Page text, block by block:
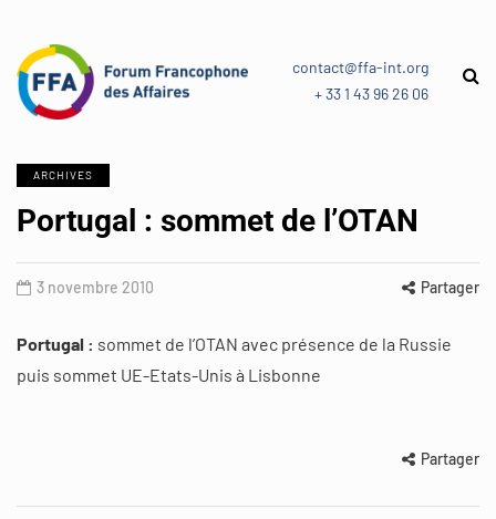
contact@ffa-int.org
+ 33 1 43 96 26 06
ARCHIVES
Portugal : sommet de l’OTAN
3 novembre 2010 Partager
Portugal : sommet de l’OTAN avec présence de la Russie
puis sommet UE-Etats-Unis à Lisbonne
Partager